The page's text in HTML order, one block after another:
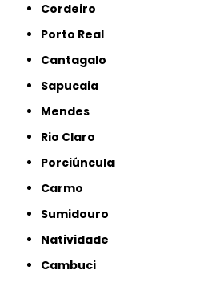
Cordeiro
Porto Real
Cantagalo
Sapucaia
Mendes
Rio Claro
Porciúncula
Carmo
Sumidouro
Natividade
Cambuci